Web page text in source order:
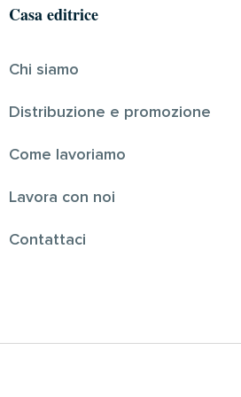
Casa editrice
Chi siamo
Distribuzione e promozione
Come lavoriamo
Lavora con noi
Contattaci